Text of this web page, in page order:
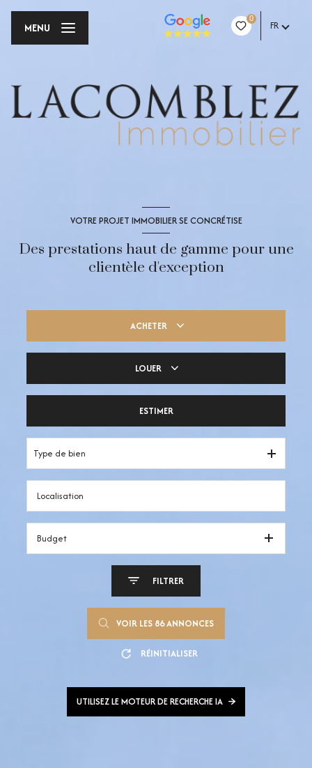
0
FR
MENU
VOTRE PROJET IMMOBILIER SE CONCRÉTISE
Des prestations haut de gamme pour une
clientèle d'exception
ACHETER
LOUER
ESTIMER
Type de bien
Budget
FILTRER
VOIR LES 86ANNONCES
RÉINITIALISER
UTILISEZ LE MOTEUR DE RECHERCHE IA